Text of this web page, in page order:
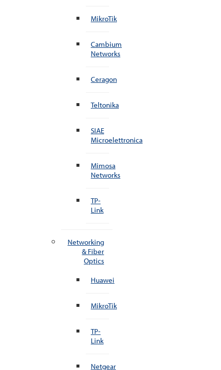
MikroTik
Cambium
Networks
Ceragon
Teltonika
SIAE
Microelettronica
Mimosa
Networks
TP-
Link
Networking
& Fiber
Optics
Huawei
MikroTik
TP-
Link
Netgear